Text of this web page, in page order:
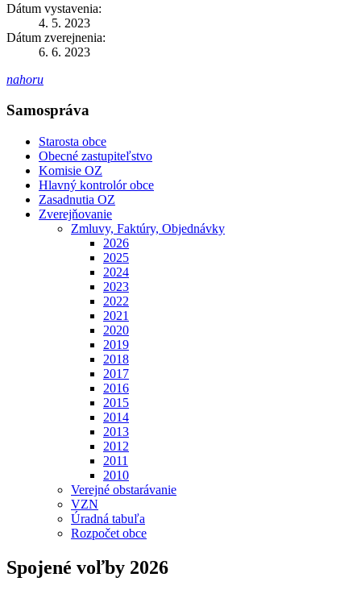
Dátum vystavenia:
4. 5. 2023
Dátum zverejnenia:
6. 6. 2023
nahoru
Samospráva
Starosta obce
Obecné zastupiteľstvo
Komisie OZ
Hlavný kontrolór obce
Zasadnutia OZ
Zverejňovanie
Zmluvy, Faktúry, Objednávky
2026
2025
2024
2023
2022
2021
2020
2019
2018
2017
2016
2015
2014
2013
2012
2011
2010
Verejné obstarávanie
VZN
Úradná tabuľa
Rozpočet obce
Spojené voľby 2026